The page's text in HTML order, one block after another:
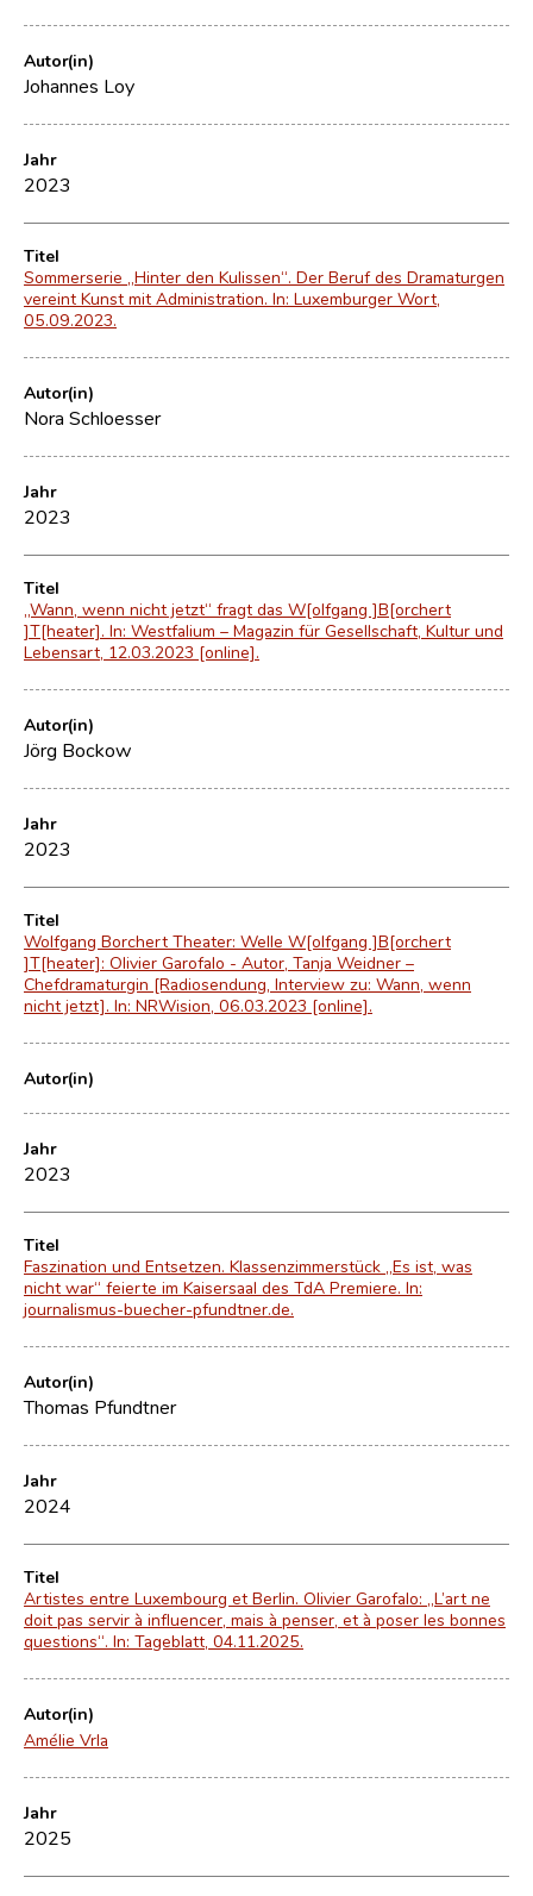
Autor(in)
Johannes Loy
Jahr
2023
Titel
Sommerserie „Hinter den Kulissen“. Der Beruf des Dramaturgen
vereint Kunst mit Administration. In: Luxemburger Wort,
05.09.2023.
Autor(in)
Nora Schloesser
Jahr
2023
Titel
„Wann, wenn nicht jetzt“ fragt das W[olfgang ]B[orchert
]T[heater]. In: Westfalium – Magazin für Gesellschaft, Kultur und
Lebensart, 12.03.2023 [online].
Autor(in)
Jörg Bockow
Jahr
2023
Titel
Wolfgang Borchert Theater: Welle W[olfgang ]B[orchert
]T[heater]: Olivier Garofalo - Autor, Tanja Weidner –
Chefdramaturgin [Radiosendung, Interview zu: Wann, wenn
nicht jetzt]. In: NRWision, 06.03.2023 [online].
Autor(in)
Jahr
2023
Titel
Faszination und Entsetzen. Klassenzimmerstück „Es ist, was
nicht war“ feierte im Kaisersaal des TdA Premiere. In:
journalismus-buecher-pfundtner.de.
Autor(in)
Thomas Pfundtner
Jahr
2024
Titel
Artistes entre Luxembourg et Berlin. Olivier Garofalo: „L’art ne
doit pas servir à influencer, mais à penser, et à poser les bonnes
questions“. In: Tageblatt, 04.11.2025.
Autor(in)
Amélie Vrla
Jahr
2025